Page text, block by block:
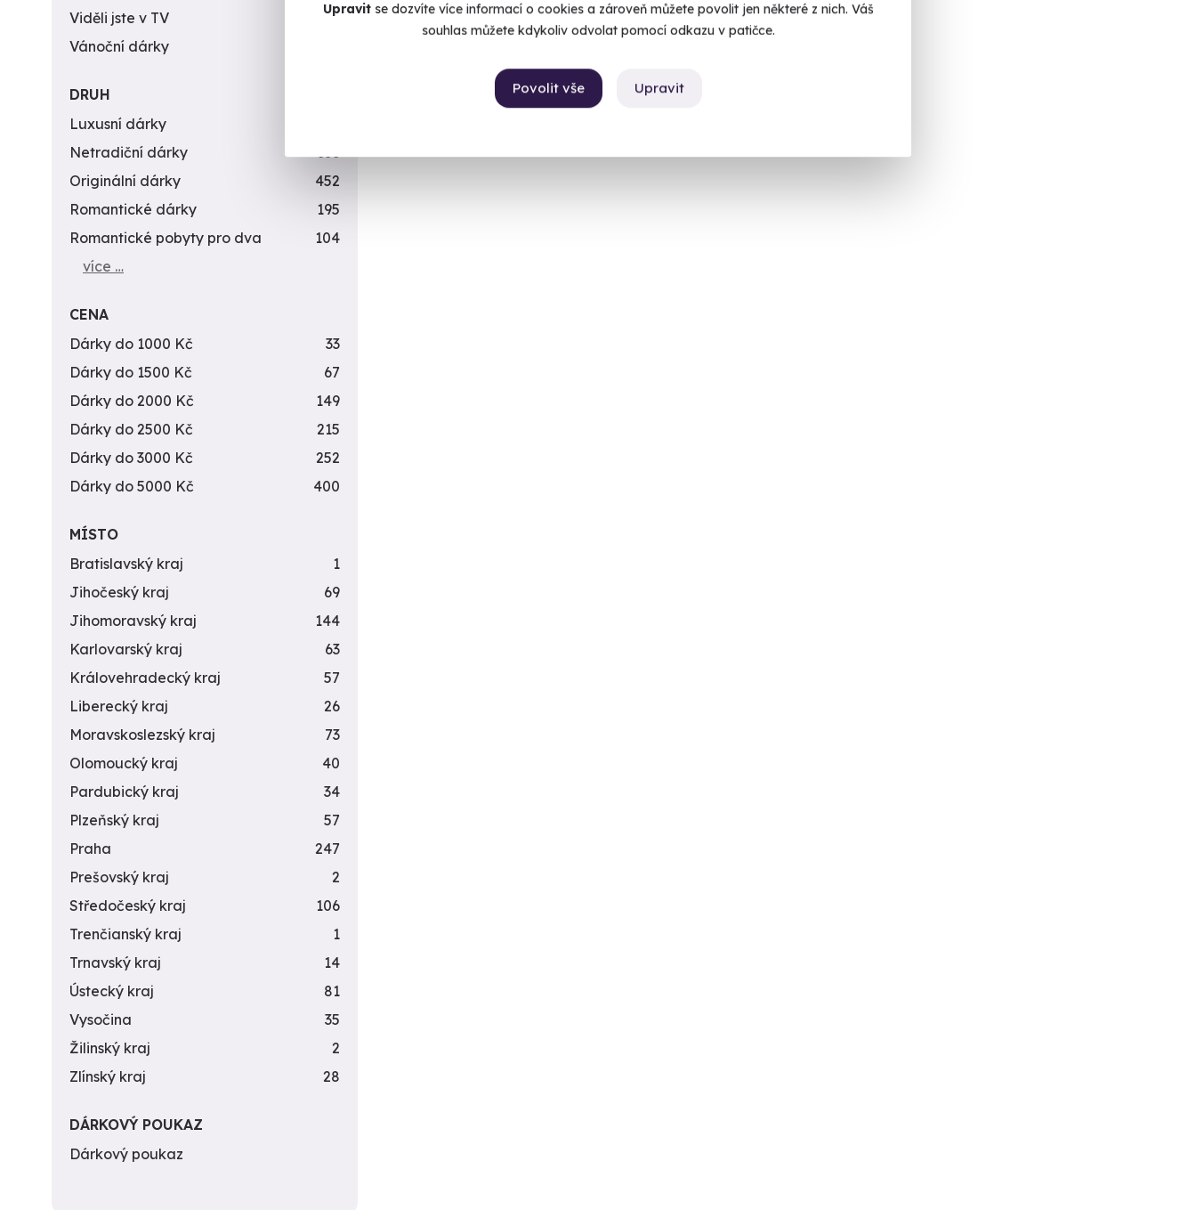
Upravitse dozvíte více informací o cookies a zároveň můžete povolit jen některé z nich. Váš
souhlas můžete kdykoliv odvolat pomocí odkazu v patičce.
Upravit
Povolit vše
Viděli jste v TV
31
Vánoční dárky
DRUH
Luxusní dárky
Netradiční dárky
353
Originální dárky
452
Romantické dárky
195
Romantické pobyty pro dva
104
více …
CENA
Dárky do 1000 Kč
33
Dárky do 1500 Kč
67
Dárky do 2000 Kč
149
Dárky do 2500 Kč
215
Dárky do 3000 Kč
252
Dárky do 5000 Kč
400
MÍSTO
Bratislavský kraj
1
Jihočeský kraj
69
Jihomoravský kraj
144
Karlovarský kraj
63
Královehradecký kraj
57
Liberecký kraj
26
Moravskoslezský kraj
73
Olomoucký kraj
40
Pardubický kraj
34
Plzeňský kraj
57
Praha
247
Prešovský kraj
2
Středočeský kraj
106
Trenčianský kraj
1
Trnavský kraj
14
Ústecký kraj
81
Vysočina
35
Žilinský kraj
2
Zlínský kraj
28
DÁRKOVÝ POUKAZ
Dárkový poukaz